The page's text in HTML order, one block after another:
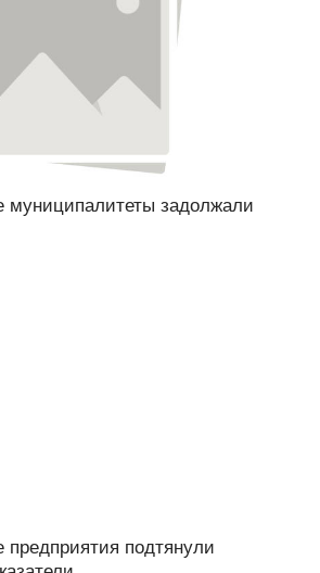
муниципалитеты задолжали
подтянули